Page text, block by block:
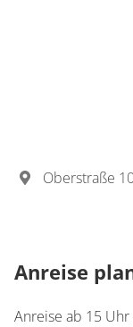
Oberstraße
Anreise
Anreise ab 15